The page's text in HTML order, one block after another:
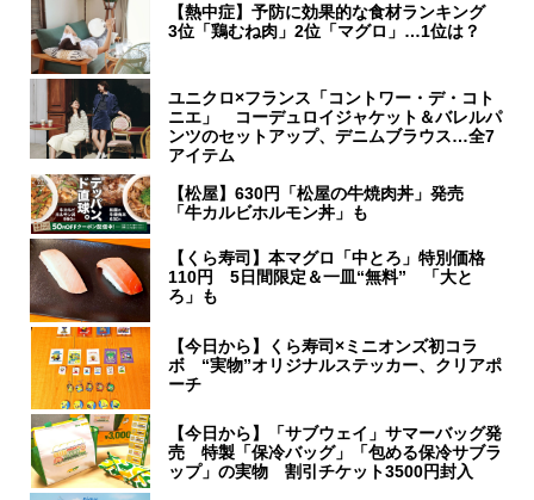
【熱中症】予防に効果的な食材ランキング
3位「鶏むね肉」2位「マグロ」…1位は？
ユニクロ×フランス「コントワー・デ・コト
ニエ」 コーデュロイジャケット＆バレルパ
ンツのセットアップ、デニムブラウス…全7
アイテム
【松屋】630円「松屋の牛焼肉丼」発売
「牛カルビホルモン丼」も
【くら寿司】本マグロ「中とろ」特別価格
110円 5日間限定＆一皿“無料” 「大と
ろ」も
【今日から】くら寿司×ミニオンズ初コラ
ボ “実物”オリジナルステッカー、クリアポ
ーチ
【今日から】「サブウェイ」サマーバッグ発
売 特製「保冷バッグ」「包める保冷サブラ
ップ」の実物 割引チケット3500円封入